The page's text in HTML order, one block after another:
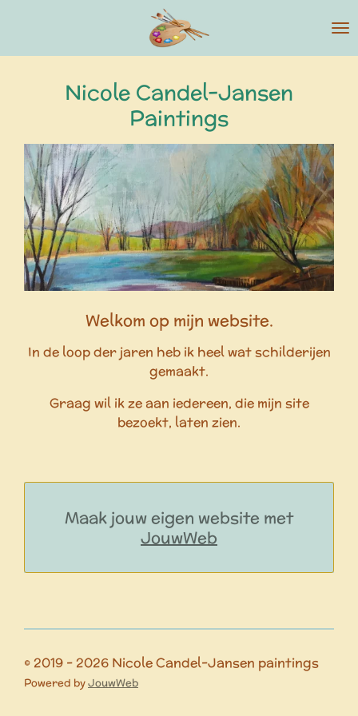
naar
hoofdinhoudNicole Candel-Jansen
Paintings
Welkom op mijn website.
In de loop der jaren heb ik heel wat schilderijen
gemaakt.
Graag wil ik ze aan iedereen, die mijn site
bezoekt, laten zien.
Maak jouw eigen website met
JouwWeb
© 2019 - 2026 Nicole Candel-Jansen paintings
Powered byJouwWeb